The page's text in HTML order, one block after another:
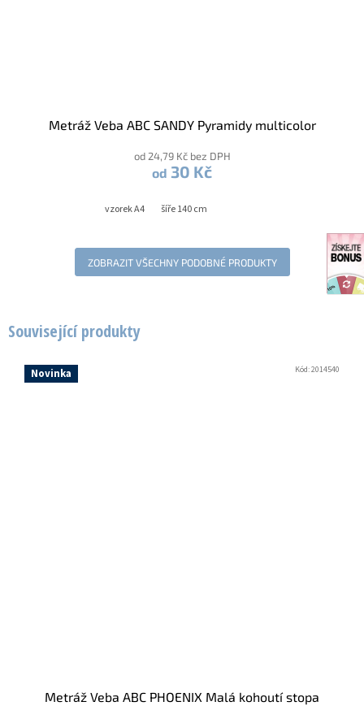
Související produkty
Novinka
Metráž Veba ABC PHOENIX Malá kohoutí stopa
Kód:2014540
Metráž Veba ABC SANDY Pyramidy multicolor
od 24,79 Kč bez DPH
od 30 Kč
vzorek A4 šíře 140 cm
ZOBRAZIT VŠECHNY PODOBNÉ PRODUKTY